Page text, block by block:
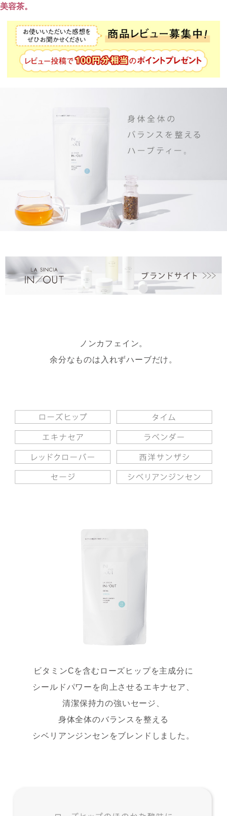
美容茶。
ノンカフェイン。
余分なものは入れずハーブだけ。
ビタミンCを含むローズヒップを主成分に
シールドパワーを向上させるエキナセア、
清潔保持力の強いセージ、
身体全体のバランスを整える
シベリアンジンセンをブレンドしました。